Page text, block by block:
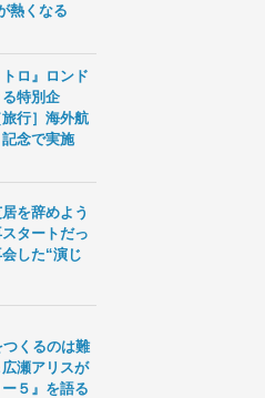
熱くなる
ロ』ロンド
特別企
行］海外航
念で実施
を辞めよう
タートだっ
した“演じ
くるのは難
瀬アリスが
ー５』を語る